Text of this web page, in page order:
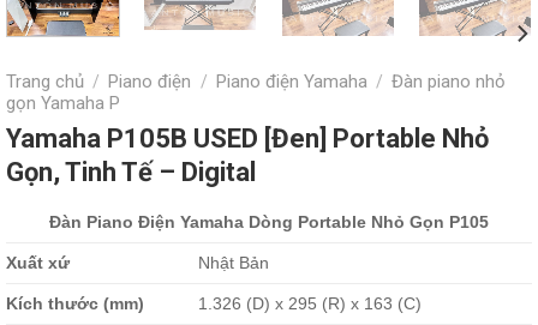
Trang chủ / Piano điện / Piano điện Yamaha / Đàn piano nhỏ
gọn Yamaha P
Yamaha P105B USED [Đen] Portable Nhỏ
Gọn, Tinh Tế – Digital
Đàn Piano Điện Yamaha Dòng Portable Nhỏ Gọn P105
Xuất xứ Nhật Bản
Kích thước (mm) 1.326 (D) x 295 (R) x 163 (C)